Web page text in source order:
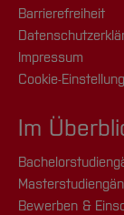
Barrierefreiheit
Impressum
Cookie-
Im
Bewerben &